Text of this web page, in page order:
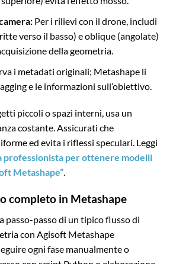
Per i rilievi con il drone, includi
verso il basso) e oblique (angolate)
della geometria.
i metadati originali; Metashape li
e le informazioni sull’obiettivo.
piccoli o spazi interni, usa un
costante. Assicurati che
ed evita i riflessi speculari. Leggi
professionista per ottenere modelli
Metashape”.
completo in Metashape
passo-passo di un tipico flusso di
con Agisoft Metashape
ogni fase manualmente o